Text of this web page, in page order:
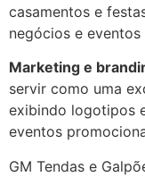
casamentos e
negócios e
Marketing e
servir como uma
exibindo logotipos
eventos
GM Tendas e